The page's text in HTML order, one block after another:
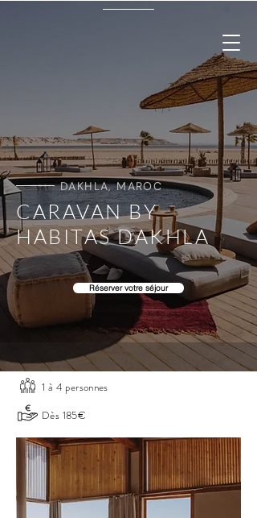
DAKHLA, MAROC
CARAVAN BY
HABITAS DAKHLA
Réserver votre séjour
1 à 4 personnes
Dès 185€